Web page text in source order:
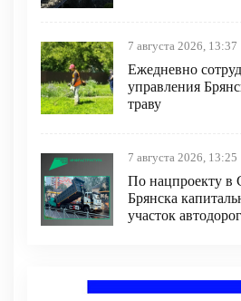
7 августа 2026, 13:37
Ежедневно
управления
траву
7 августа 2026, 13:25
По нацпроекту в
Брянска
участок